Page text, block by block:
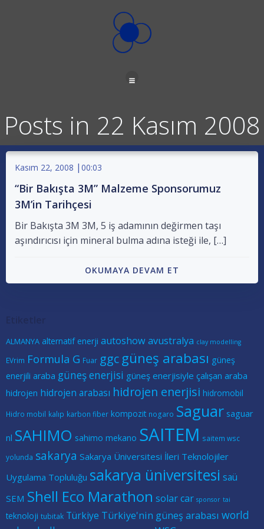
geç
Posts in 22 Kasım 2008
Kasım 22, 2008 | 00:03
“Bir Bakışta 3M” Malzeme Sponsorumuz
3M’in Tarihçesi
Bir Bakışta 3M 3M, 5 iş adamının değirmen taşı
aşındırıcısı için mineral bulma adına isteği ile, […]
OKUMAYA DEVAM ET
ALMANYA alternatif enerji autoshowavustralya clay modelling
EVrim Formula G Fuar ggc güneş arabası güneş
enerjili araba güneş enerjisi güneş enerjisiyle çalışan araba
hidrojen hidrojen arabası hidrojen enerjisi hidromobil
Hidro mobil kalıp karbon fiber kompozit nogaro Saguar saguar
nl SAHIMO sahimo mekano SAITEM saitem wsc
yolunda sakarya Sakarya Üniversitesi İleri Teknolojiler
Uygulama Topluluğu sakarya üniversitesi saü
SEM Shell Eco Marathon solar car sponsor tai
teknoloji tubitak Türkiye Türkiye'nin güneş arabası world